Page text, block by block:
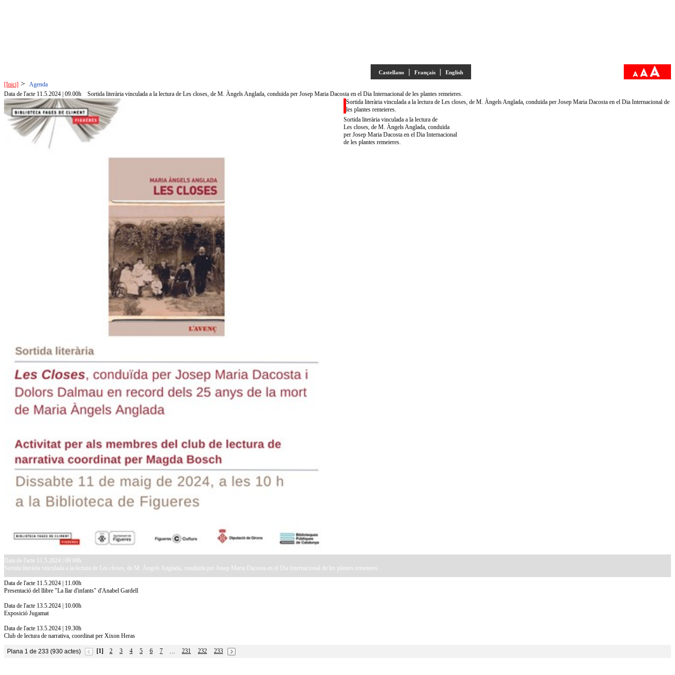
Castellano | Français | English
[Inici] > Agenda
Data de l'acte 11.5.2024 | 09.00h
Sortida literària vinculada a la lectura de Les closes, de M. Àngels Anglada, conduïda per Josep Maria Dacosta en el Dia Internacional de les plantes remeieres.
Sortida literària vinculada a la lectura de Les closes, de M. Àngels Anglada, conduïda per Josep Maria Dacosta en el Dia Internacional de
les plantes remeieres.
Sortida literària vinculada a la lectura de
Les closes, de M. Àngels Anglada, conduïda
per Josep Maria Dacosta en el Dia Internacional
de les plantes remeieres.
Data de l'acte 11.5.2024 | 09.00h
Sortida literària vinculada a la lectura de Les closes, de M. Àngels Anglada, conduïda per Josep Maria Dacosta en el Dia Internacional de les plantes remeieres.
Data de l'acte 11.5.2024 | 11.00h
Presentació del llibre "La llar d'infants" d'Anabel Gardell
Data de l'acte 13.5.2024 | 10.00h
Exposició Jugamat
Data de l'acte 13.5.2024 | 19.30h
Club de lectura de narrativa, coordinat per Xixon Heras
Plana 1 de 233 (930 actes) [1] 2 3 4 5 6 7 … 231 232
233